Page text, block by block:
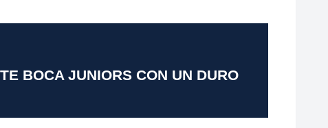
BOCA JUNIORS CON UN DURO